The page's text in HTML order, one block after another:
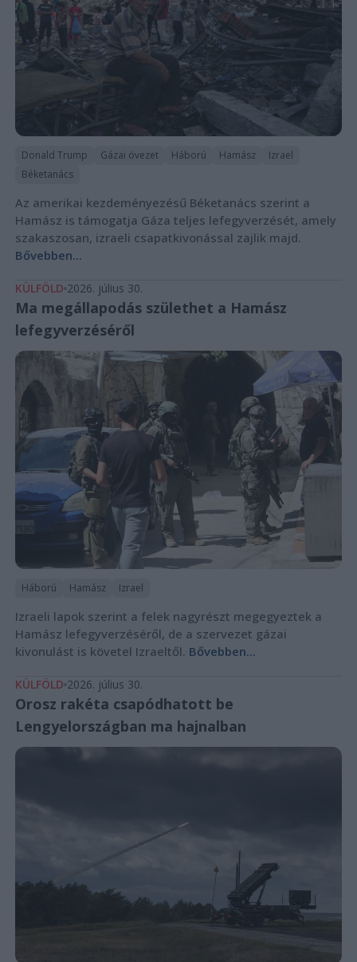
Donald Trump Gázai övezet Háború Hamász
Izrael
Béketanács
Az amerikai kezdeményezésű Béketanács szerint a
Hamász is támogatja Gáza teljes lefegyverzését, amely
szakaszosan, izraeli csapatkivonással zajlik majd.
Bővebben...
KÜLFÖLD 2026. július 30.
Ma megállapodás születhet a Hamász
lefegyverzéséről
Háború Hamász Izrael
Izraeli lapok szerint a felek nagyrészt megegyeztek a
Hamász lefegyverzéséről, de a szervezet gázai
kivonulást is követel Izraeltől. Bővebben...
KÜLFÖLD 2026. július 30.
Orosz rakéta csapódhatott be
Lengyelországban ma hajnalban